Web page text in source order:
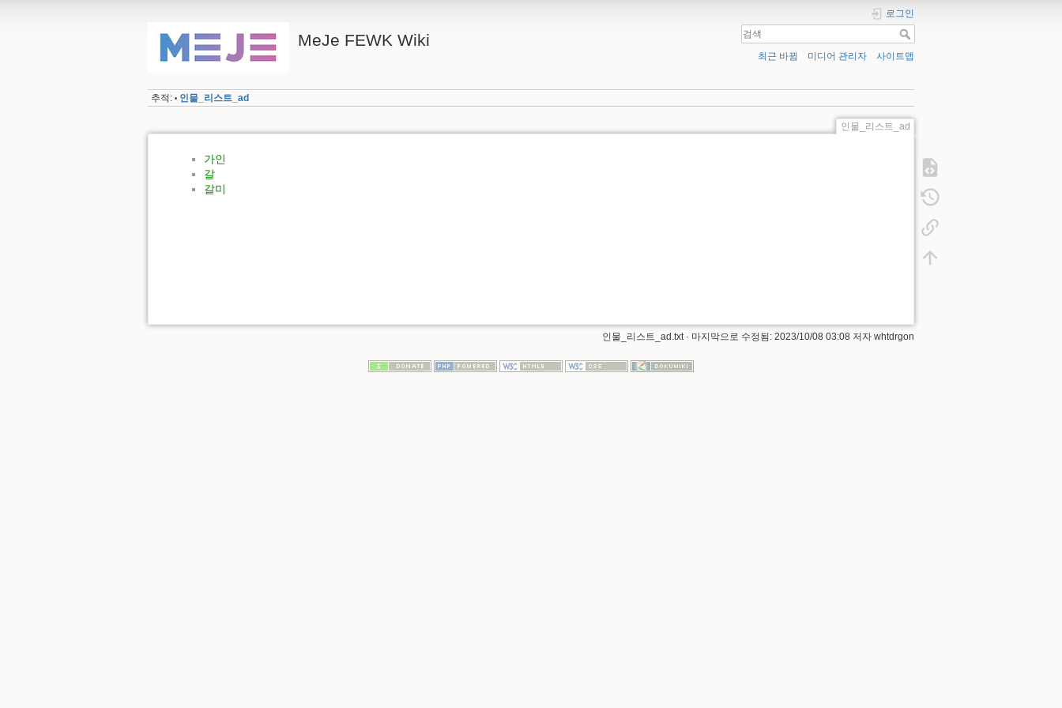
MeJe FEWK Wiki
로그인
최근 바뀜 미디어 관리자 사이트맵
추적: • 인물_리스트_ad
인물_리스트_ad
가인
갈
갈미
인물_리스트_ad.txt · 마지막으로 수정됨: 2023/10/08 03:08 저자 whtdrgon